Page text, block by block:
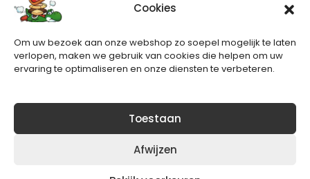
Cookies
Om uw bezoek aan onze webshop zo soepel mogelijk te laten
verlopen, maken we gebruik van cookies die helpen om uw
ervaring te optimaliseren en onze diensten te verbeteren.
Toestaan
Afwijzen
Nieuwsbrief
Blijft op de hoogte van het laatste nieuws.